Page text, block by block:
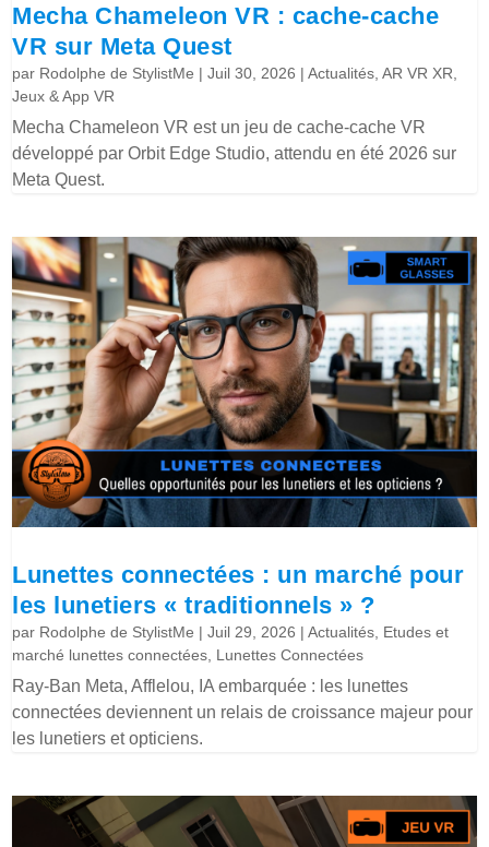
Mecha Chameleon VR : cache-cache
VR sur Meta Quest
par Rodolphe de StylistMe |Juil 30, 2026 |Actualités ,AR VR XR
Jeux & App VR
Mecha Chameleon VR est un jeu de cache-cache VR
développé par Orbit Edge Studio, attendu en été 2026 sur
Meta Quest.
Lunettes connectées : un marché pour
les lunetiers « traditionnels » ?
par Rodolphe de StylistMe |Juil 29, 2026 |Actualités Etudes et
marché lunettes connectées Lunettes Connectées
Ray-Ban Meta, Afflelou, IA embarquée : les lunettes
connectées deviennent un relais de croissance majeur pour
les lunetiers et opticiens.